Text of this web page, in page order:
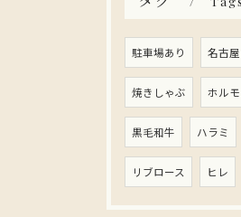
駐車場あり 名古
焼きしゃぶ ホル
黒毛和牛 ハラミ
リブロース ヒレ